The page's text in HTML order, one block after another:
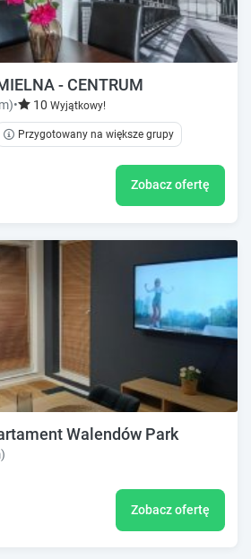
- CENTRUM
• 10 Wyjątkowy!
Przygotowany na większe grupy
Zobacz ofertę
Walendów Park
Zobacz ofertę